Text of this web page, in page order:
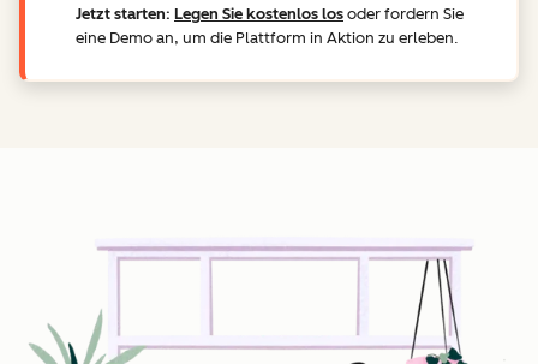
Jetzt starten: Legen Sie kostenlos los oder fordern Sie
eine Demo an, um die Plattform in Aktion zu erleben.